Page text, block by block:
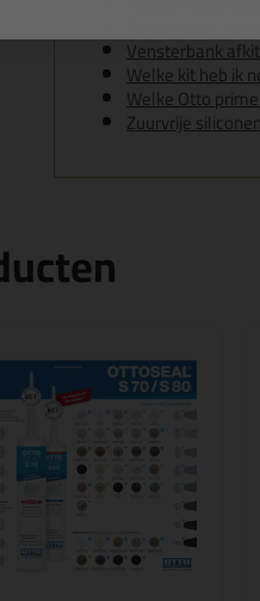
Vensterbank
Welke kit heb ik
Welke Otto
Zuurvrije